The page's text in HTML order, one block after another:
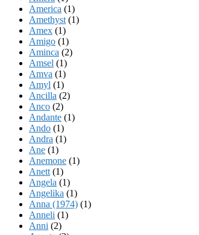
America (1)
Amethyst (1)
Amex (1)
Amigo (1)
Aminca (2)
Amsel (1)
Amva (1)
Amyl (1)
Ancilla (2)
Anco (2)
Andante (1)
Ando (1)
Andra (1)
Ane (1)
Anemone (1)
Anett (1)
Angela (1)
Angelika (1)
Anna (1974) (1)
Anneli (1)
Anni (2)